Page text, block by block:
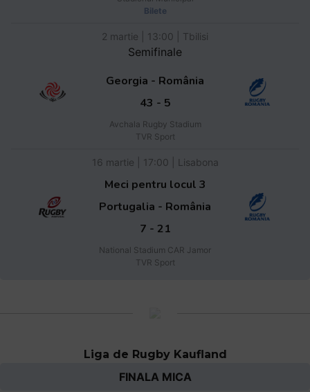
Bilete
2 martie | 13:00 | Tbilisi
Semifinale
Georgia - România
43 - 5
Avchala Rugby Stadium
TVR Sport
16 martie | 17:00 | Lisabona
Meci pentru locul 3
Portugalia - România
7 - 21
National Stadium CAR Jamor
TVR Sport
Liga de Rugby Kaufland
FINALA MICA